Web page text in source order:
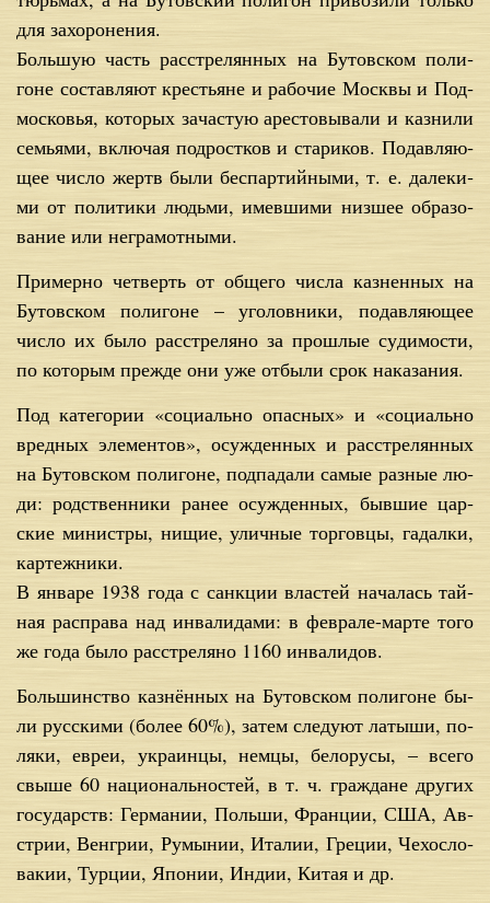
для за­хо­ро­не­ния.
Боль­шую часть рас­стре­лян­ных на Бу­тов­ском по­ли­
гоне со­став­ля­ют кре­стьяне и ра­бо­чие Моск­вы и Под­
мос­ко­вья, ко­то­рых за­ча­стую аре­сто­вы­ва­ли и каз­ни­ли
се­мья­ми, вклю­чая под­рост­ков и ста­ри­ков. По­дав­ля­ю­
щее чис­ло жертв бы­ли бес­пар­тий­ны­ми, т. е. да­ле­ки­
ми от по­ли­ти­ки людь­ми, имев­ши­ми низ­шее об­ра­зо­
ва­ние или негра­мот­ны­ми.
При­мер­но чет­верть от об­ще­го чис­ла каз­нен­ных на
Бу­тов­ском по­ли­гоне – уго­лов­ни­ки, по­дав­ля­ю­щее
чис­ло их бы­ло рас­стре­ля­но за про­шлые су­ди­мо­сти,
по ко­то­рым преж­де они уже от­бы­ли срок на­ка­за­ния.
Под ка­те­го­рии «со­ци­аль­но опас­ных» и «со­ци­аль­но
вред­ных эле­мен­тов», осуж­ден­ных и рас­стре­лян­ных
на Бу­тов­ском по­ли­гоне, под­па­да­ли са­мые раз­ные лю­
ди: род­ствен­ни­ки ра­нее осуж­ден­ных, быв­шие цар­
ские ми­ни­стры, ни­щие, улич­ные тор­гов­цы, га­дал­ки,
кар­теж­ни­ки.
В ян­ва­ре 1938 го­да с санк­ции вла­стей на­ча­лась тай­
ная рас­пра­ва над ин­ва­ли­да­ми: в фев­ра­ле-мар­те то­го
же го­да бы­ло рас­стре­ля­но 1160 ин­ва­ли­дов.
Боль­шин­ство каз­нён­ных на Бу­тов­ском по­ли­гоне бы­
ли рус­ски­ми (бо­лее 60%), за­тем сле­ду­ют ла­ты­ши, по­
ля­ки, евреи, укра­ин­цы, нем­цы, бе­ло­ру­сы, – все­го
свы­ше 60 на­цио­наль­но­стей, в т. ч. граж­дане дру­гих
го­су­дарств: Гер­ма­нии, Поль­ши, Фран­ции, США, Ав­
стрии, Вен­грии, Ру­мы­нии, Ита­лии, Гре­ции, Че­хо­сло­
ва­кии, Тур­ции, Япо­нии, Ин­дии, Ки­тая и др.